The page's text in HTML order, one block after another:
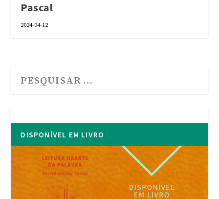
Pascal
2024-04-12
DISPONÍVEL EM LIVRO